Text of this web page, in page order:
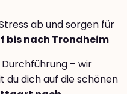
ab und sorgen für
bis nach Trondheim
– wir
du dich auf die schönen